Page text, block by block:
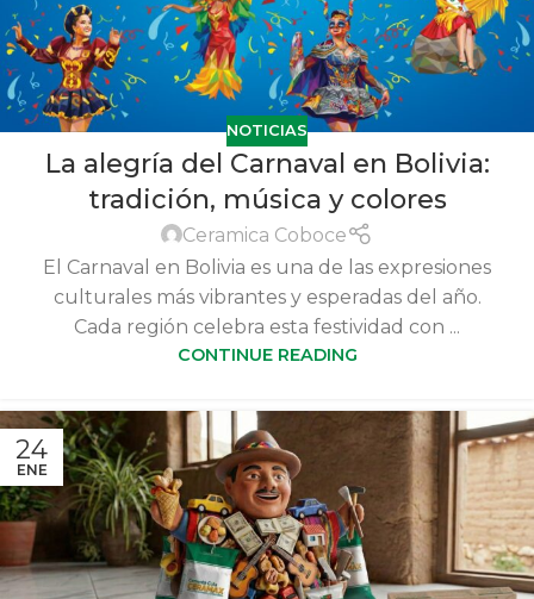
NOTICIAS
La alegría del Carnaval en Bolivia:
tradición, música y colores
Ceramica Coboce
El Carnaval en Bolivia es una de las expresiones
culturales más vibrantes y esperadas del año.
Cada región celebra esta festividad con ...
CONTINUE READING
24
ENE